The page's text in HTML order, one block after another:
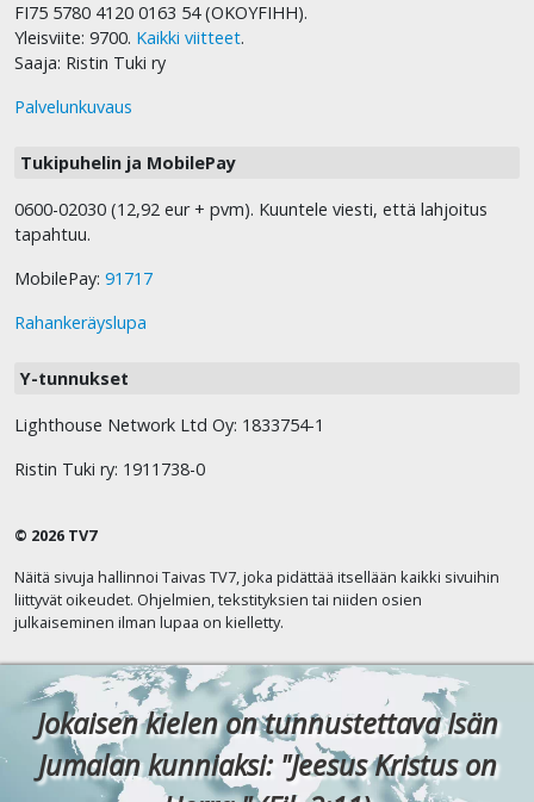
FI75 5780 4120 0163 54 (OKOYFIHH).
Yleisviite: 9700. Kaikki viitteet.
Saaja: Ristin Tuki ry
Palvelunkuvaus
Tukipuhelin ja MobilePay
0600-02030 (12,92 eur + pvm). Kuuntele viesti, että lahjoitus
tapahtuu.
MobilePay: 91717
Rahankeräyslupa
Y-tunnukset
Lighthouse Network Ltd Oy: 1833754-1
Ristin Tuki ry: 1911738-0
© 2026 TV7
Näitä sivuja hallinnoi Taivas TV7, joka pidättää itsellään kaikki sivuihin
liittyvät oikeudet. Ohjelmien, tekstityksien tai niiden osien
julkaiseminen ilman lupaa on kielletty.
Jokaisen kielen on tunnustettava Isän
Jumalan kunniaksi: "Jeesus Kristus on